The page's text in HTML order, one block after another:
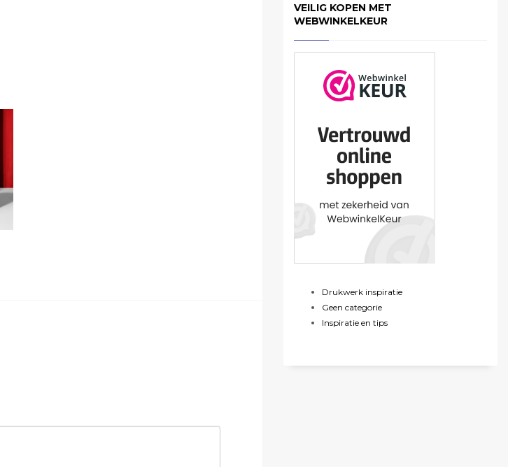
VEILIG KOPEN MET
WEBWINKELKEUR
Drukwerk inspiratie
Geen categorie
Inspiratie en tips